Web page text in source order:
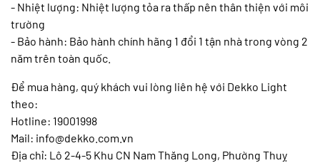
- Nhiệt lượng: Nhiệt lượng tỏa ra thấp nên thân thiện với môi
trường
- Bảo hành: Bảo hành chính hãng 1 đổi 1 tận nhà trong vòng 2
năm trên toàn quốc.
Để mua hàng, quý khách vui lòng liên hệ với Dekko Light
theo:
Hotline: 19001998
Mail: info@dekko.com.vn
Địa chỉ: Lô 2-4-5 Khu CN Nam Thăng Long, Phường Thuỵ